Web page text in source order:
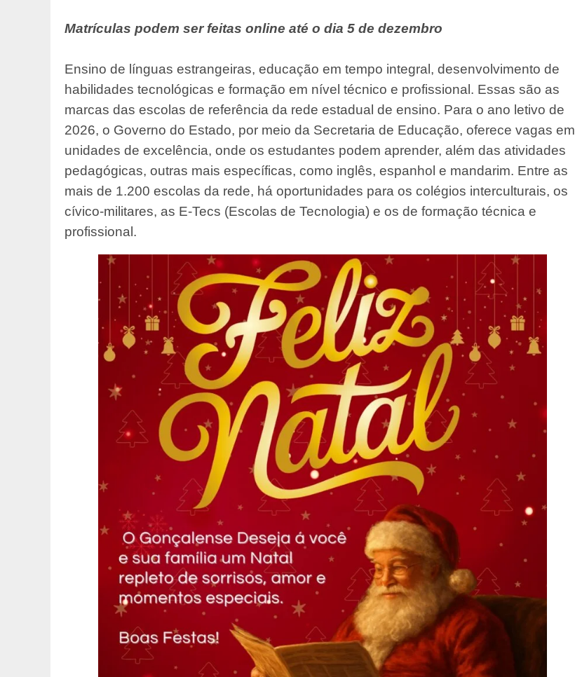
Matrículas podem ser feitas online até o dia 5 de dezembro
Ensino de línguas estrangeiras, educação em tempo integral, desenvolvimento de
habilidades tecnológicas e formação em nível técnico e profissional. Essas são as
marcas das escolas de referência da rede estadual de ensino. Para o ano letivo de
2026, o Governo do Estado, por meio da Secretaria de Educação, oferece vagas em
unidades de excelência, onde os estudantes podem aprender, além das atividades
pedagógicas, outras mais específicas, como inglês, espanhol e mandarim. Entre as
mais de 1.200 escolas da rede, há oportunidades para os colégios interculturais, os
cívico-militares, as E-Tecs (Escolas de Tecnologia) e os de formação técnica e
profissional.